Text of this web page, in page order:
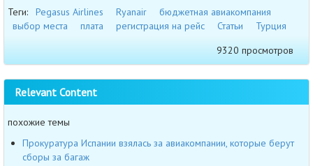
Теги: Pegasus Airlines Ryanair
бюджетная авиакомпания
выбор места
плата регистрация на рейс Статьи
Турция
9320 просмотров
Relevant Content
похожие темы
Прокуратура Испании взялась за авиакомпании, которые берут
сборы за багаж